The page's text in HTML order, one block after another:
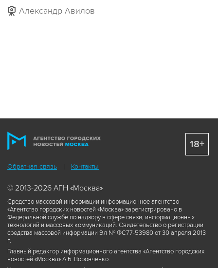
Александр Авилов
Обратная связь Контакты
© 2013-2026 АГН «Москва»
Средство массовой информации информационное агентство
«Агентство городских новостей «Москва» зарегистрировано в
Федеральной службе по надзору в сфере связи, информационных
технологий и массовых коммуникаций. Свидетельство о регистрации
средства массовой информации Эл № ФС77-53980 от 30 апреля 2013
г.
Главный редактор информационного агентства «Агентство городских
новостей «Москва» А.Б. Воронченко.
18+